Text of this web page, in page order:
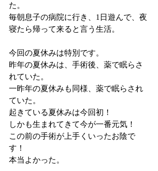
た。
毎朝息子の病院に行き、1日遊んで、夜
寝たら帰って来ると言う生活。
今回の夏休みは特別です。
昨年の夏休みは、手術後、薬で眠らさ
れていた。
一昨年の夏休みも同様、薬で眠らされ
ていた。
起きている夏休みは今回初！
しかも生まれてきて今が一番元気！
この前の手術が上手くいったお陰で
す！
本当よかった。